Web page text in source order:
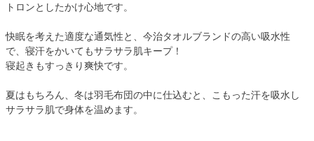
トロンとしたかけ心地です。
快眠を考えた適度な通気性と、今治タオルブランドの高い吸水性
で、寝汗をかいてもサラサラ肌キープ！
寝起きもすっきり爽快です。
夏はもちろん、冬は羽毛布団の中に仕込むと、こもった汗を吸水し
サラサラ肌で身体を温めます。